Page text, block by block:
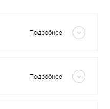
Подробнее
Подробнее